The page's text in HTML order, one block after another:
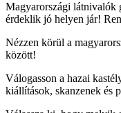
Magyarországi látnivalók
érdeklik jó helyen jár!
Nézzen körül a
között!
Válogasson a hazai
kiállítások, skanzenek és